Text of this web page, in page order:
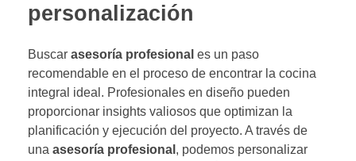
personalización
Buscar asesoría profesional es un paso
recomendable en el proceso de encontrar la cocina
integral ideal. Profesionales en diseño pueden
proporcionar insights valiosos que optimizan la
planificación y ejecución del proyecto. A través de
una asesoría profesional , podemos personalizar